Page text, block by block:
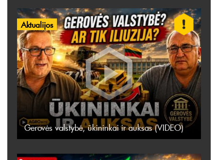
Aktualijos
Gerovės valstybė, ūkininkai ir auksas (VIDEO)